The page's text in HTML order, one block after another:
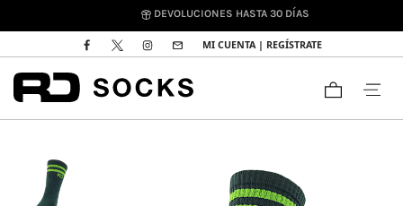
DEVOLUCIONES HASTA 30 DÍAS
MI CUENTA | REGÍSTRATE